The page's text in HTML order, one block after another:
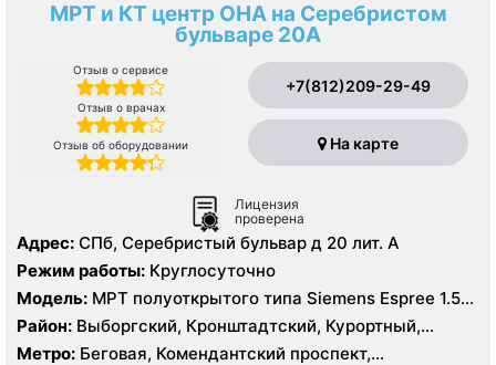
МРТ и КТ центр ОНА на Серебристом
бульваре 20А
Отзыв о сервисе
Отзыв о врачах
Отзыв об оборудовании
+7(812)209-29-49
На карте
Лицензия
проверена
Адрес: СПб, Серебристый бульвар д 20 лит. А
Режим работы: Круглосуточно
Модель: МРТ полуоткрытого типа Siemens Espree 1.5
Тесла, КТ Siemens Somatom Emotion 16 срезов
Район: Выборгский, Кронштадтский, Курортный,
Ленинградская область, Приморский
Метро: Беговая, Комендантский проспект,